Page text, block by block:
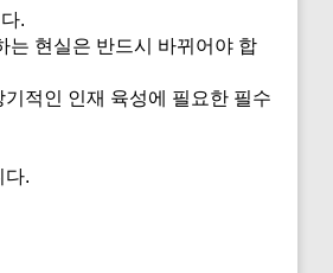
.
는 현실은 반드시 바뀌어야 합
적인 인재 육성에 필요한 필수
다.